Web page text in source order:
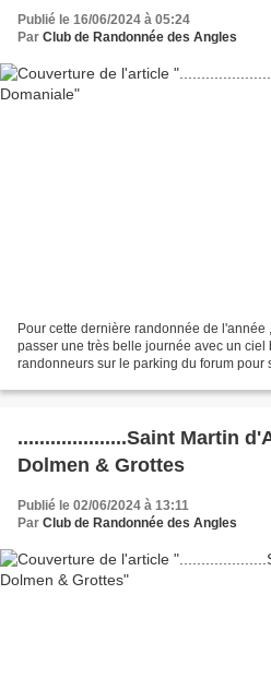
Publié le 16/06/2024 à 05:24
Par Club de Randonnée des Angles
Pour cette dernière randonnée de
passer une très belle journée avec un
randonneurs sur le parking du forum pour
....................Saint Martin
Dolmen & Grottes
Publié le 02/06/2024 à 13:11
Par Club de Randonnée des Angles